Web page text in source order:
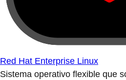
Red Hat Enterprise Linux
Sistema operativo flexible que